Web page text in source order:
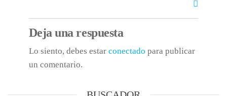
Deja una respuesta
Lo siento, debes estar conectado para publicar
un comentario.